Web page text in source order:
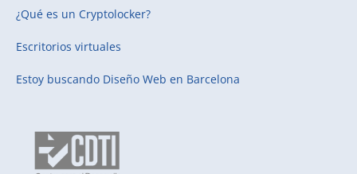
¿Qué es un Cryptolocker?
Escritorios virtuales
Estoy buscando Diseño Web en Barcelona